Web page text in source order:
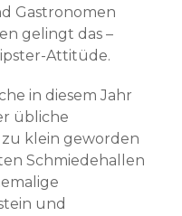
Gastronomen
gelingt das –
Attitüde.
in diesem Jahr
übliche
klein geworden
Schmiedehallen
und